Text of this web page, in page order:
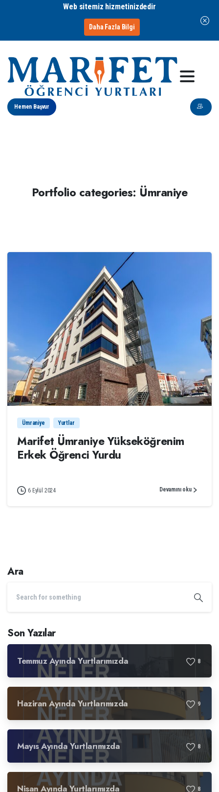
Web sitemiz hizmetinizdedir
Daha Fazla Bilgi
Hemen Başvur
Portfolio categories: Ümraniye
17
Ümraniye Yurtlar
Marifet Ümraniye Yükseköğrenim
Erkek Öğrenci Yurdu
6 Eylül 2024 Devamını oku
Ara
Son Yazılar
Temmuz Ayında Yurtlarımızda 8
Haziran Ayında Yurtlarımızda 9
Mayıs Ayında Yurtlarımızda 8
Nisan Ayında Yurtlarımızda 8